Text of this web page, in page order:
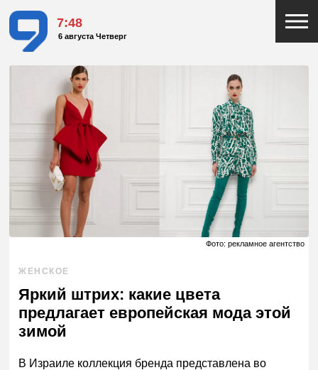
7:48
6 августа Четверг
Фото: рекламное агентство
ЖЕНСКОЕ
Яркий штрих: какие цвета
предлагает европейская мода этой
зимой
В Израиле коллекция бренда представлена во